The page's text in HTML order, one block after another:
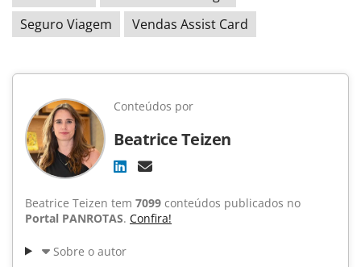
Seguro Viagem
Vendas Assist Card
Conteúdos por
Beatrice Teizen
Beatrice Teizen tem 7099 conteúdos publicados no
Portal PANROTAS. Confira!
Sobre o autor